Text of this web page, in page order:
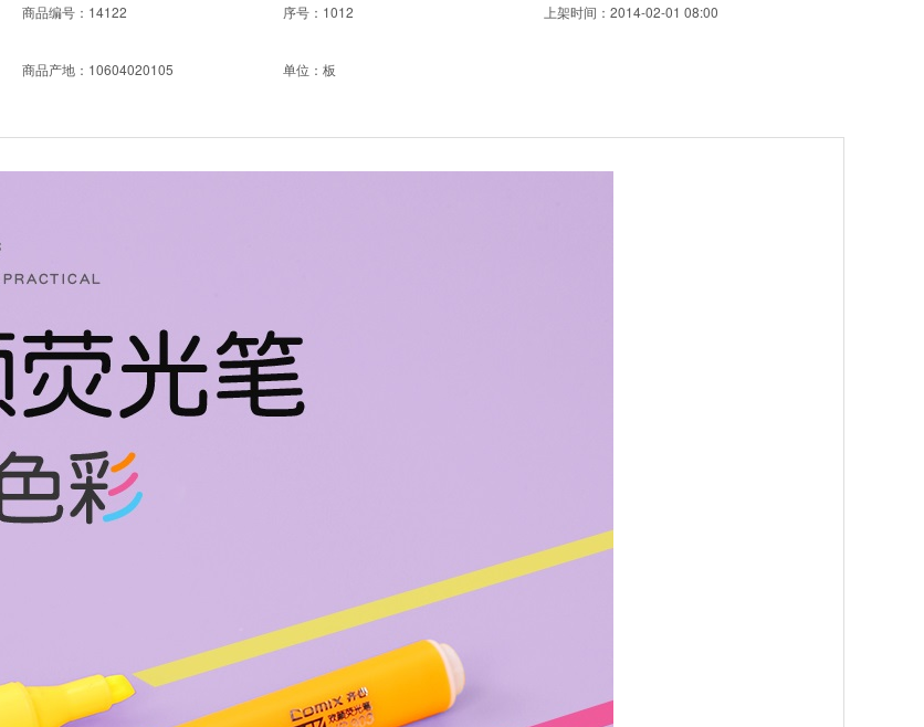
商品编号：14122 序号：1012 上架时间：2014-02-01 08:00
商品产地：10604020105 单位：板